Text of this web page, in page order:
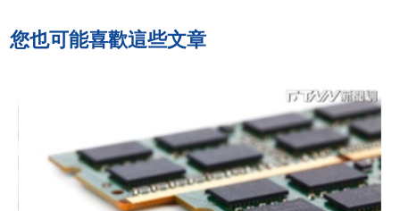
您也可能喜歡這些文章